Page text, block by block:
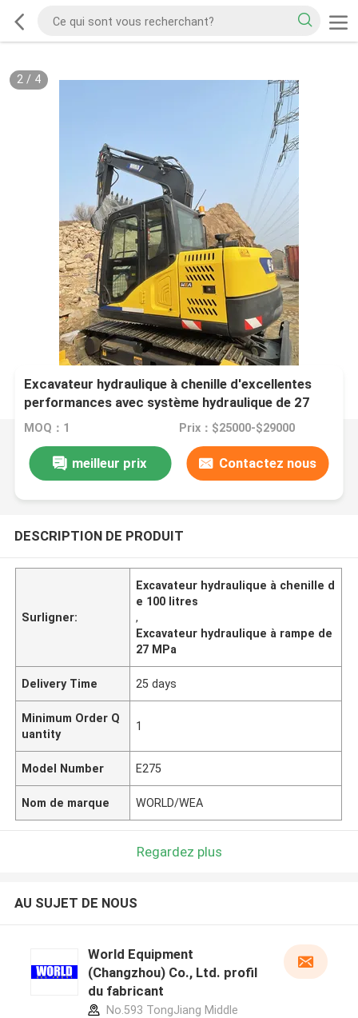
2/ 4
Excavateur hydraulique à chenille d'excellentes
performances avec système hydraulique de 27
MPa
MOQ：1 Prix：$25000-$29000
meilleur prix Contactez nous
DESCRIPTION DE PRODUIT
Surligner:
Excavateur hydraulique à chenille d
e 100 litres
,
Excavateur hydraulique à rampe de
27 MPa
Delivery Time 25 days
Minimum Order Q
uantity
1
Model Number E275
Nom de marque WORLD/WEA
Regardez plus
AU SUJET DE NOUS
World Equipment
(Changzhou) Co., Ltd. profil
du fabricant
No.593 TongJiang Middle